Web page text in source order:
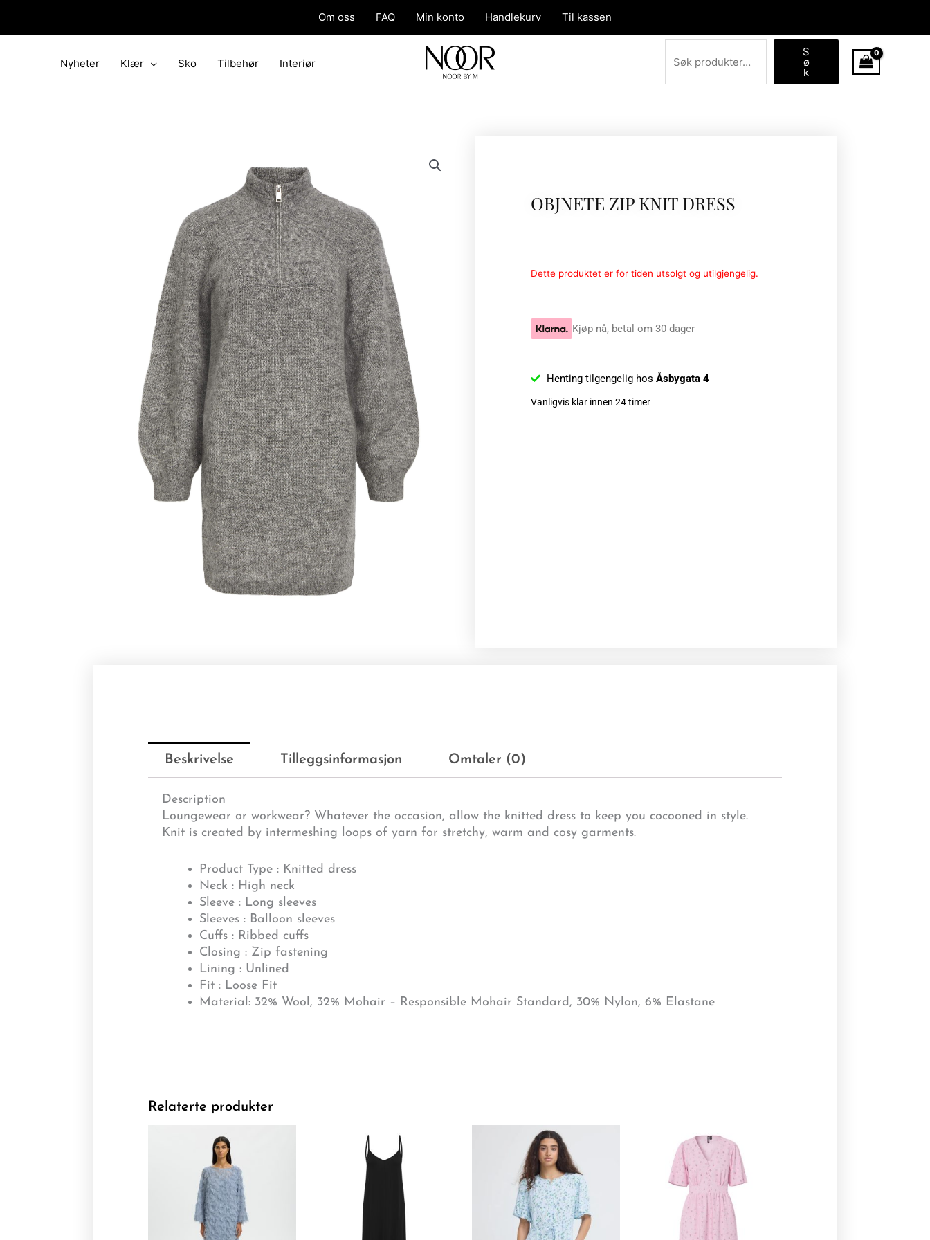
Om oss FAQ Min konto Handlekurv Til kassen
Nyheter Klær Sko Tilbehør Interiør
Søk
S
ø
k
OBJNETE ZIP KNIT DRESS
Dette produktet er for tiden utsolgt og utilgjengelig.
Kjøp nå, betal om 30 dager
Henting tilgengelig hos Åsbygata 4
Vanligvis klar innen 24 timer
Beskrivelse Tilleggsinformasjon Omtaler (0)
Description
Loungewear or workwear? Whatever the occasion, allow the knitted dress to keep you cocooned in style.
Knit is created by intermeshing loops of yarn for stretchy, warm and cosy garments.
Product Type : Knitted dress
Neck : High neck
Sleeve : Long sleeves
Sleeves : Balloon sleeves
Cuffs : Ribbed cuffs
Closing : Zip fastening
Lining : Unlined
Fit : Loose Fit
Material: 32% Wool, 32% Mohair – Responsible Mohair Standard, 30% Nylon, 6% Elastane
Relaterte produkter